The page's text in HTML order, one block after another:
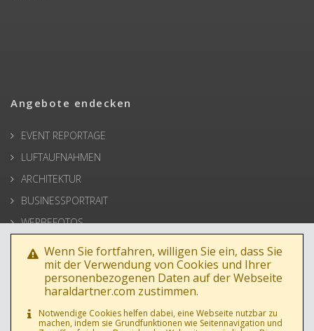
Angebote endecken
EVENT REPORTAGE
LUFTAUFNAHMEN
ARCHITEKTUR
BUSINESSPORTRAIT
WERBEFOTOS
HOCHZEIT
PRESSE
Wenn Sie fortfahren, willigen Sie ein, dass Sie
mit der Verwendung von Cookies und Ihrer
personenbezogenen Daten auf der Webseite
haraldartner.com zustimmen.
Notwendige Cookies helfen dabei, eine Webseite nutzbar zu
machen, indem sie Grundfunktionen wie Seitennavigation und